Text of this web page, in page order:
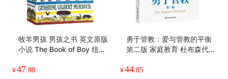
牧羊男孩 男孩之书 英文原版
小说 The Book of Boy 纽伯
凯瑟琳吉尔伯特默多克 英文
¥47.88
勇于管教：爱与管教的平衡
第二版 家庭教育 杜布森代表
¥44.85